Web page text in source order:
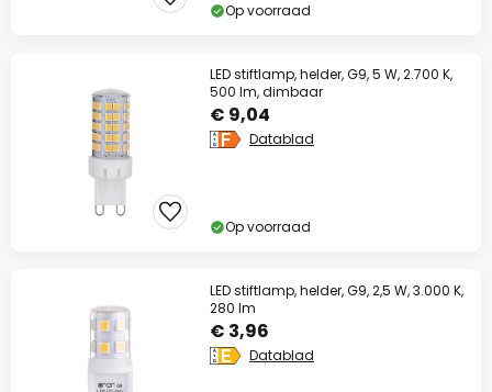
Op voorraad
LED stiftlamp, helder, G9, 5 W, 2.700 K,
500 lm, dimbaar
€ 9,04
Datablad
Op voorraad
LED stiftlamp, helder, G9, 2,5 W, 3.000 K,
280 lm
€ 3,96
Datablad